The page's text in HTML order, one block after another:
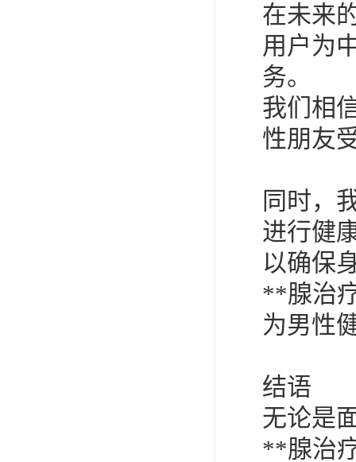
在未来
用户为
务。
我们相
性朋友
同时，
进行健
以确保
**腺治
为男性
结语
无论是
**腺治